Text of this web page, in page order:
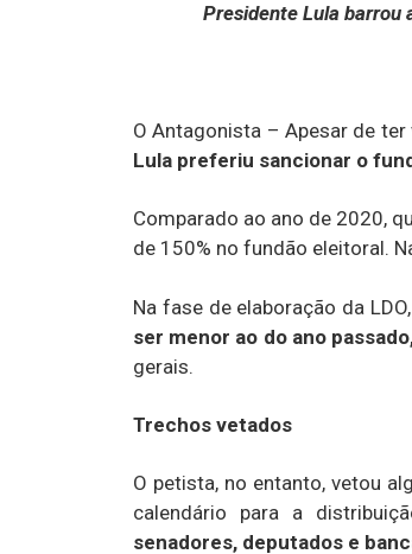
Presidente Lula barrou
O Antagonista – Apesar de
Lula preferiu sancionar o
Comparado ao ano de 2020,
de 150% no fundão eleitoral.
Na fase de elaboração da LDO,
ser menor ao do ano
gerais.
Trechos vetados
O petista, no entanto, vetou
calendário para a
senadores, deputados e